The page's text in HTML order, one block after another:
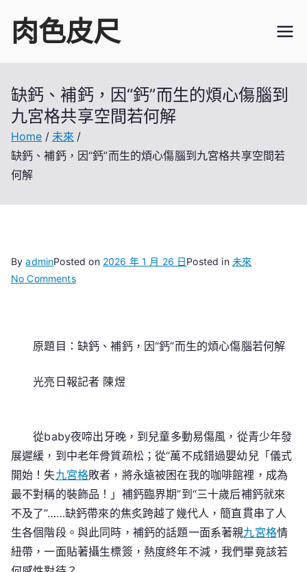
content
肉色皮尺
缺鈣、補鈣，因“鈣”而生的煩心傷腦到
九宮格共享空間若何解
Home
未來
缺鈣、補鈣，因“鈣”而生的煩心傷腦到九宮格共享空間若
何解
ByadminPosted on 2026 年 1 月 26 日Posted in 未來
No Commentson
鈣，
“鈣”
的
煩
傷
腦
到
九
宮
原題目：缺鈣、補鈣，因“鈣”而生的煩心傷腦若何解
光亮日報記者 陳煜
從baby夜啼出牙晚，到兒童多動易傷風，從青少年發
展遲緩，到中老年骨質疏松；從“萬不成錯過嬰幼兒「儀式
開始！失九宮格敗者，將永遠被困在我的咖啡館裡，成為
最不對稱的裝飾品！」補鈣臨界期”到“三十歲后補鈣就來
不及了”……缺鈣帶來的焦炙跨越了幾代人，簡直貫串了人
生各個階段。與此同時，補鈣的話題一面系著親九宮格情
紐帶，一面貼著攝生標簽，熱度終年不減，我們畢竟該若